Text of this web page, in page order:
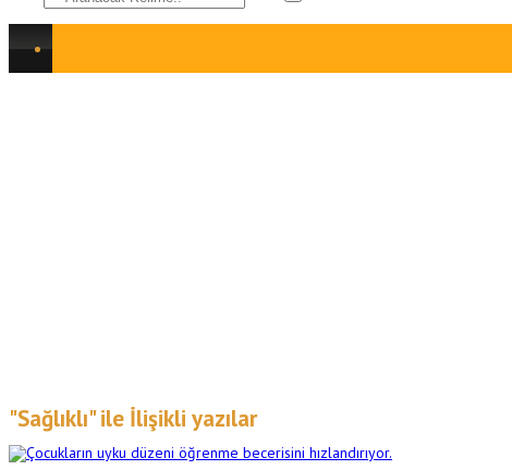
"Sağlıklı" ile İlişikli yazılar